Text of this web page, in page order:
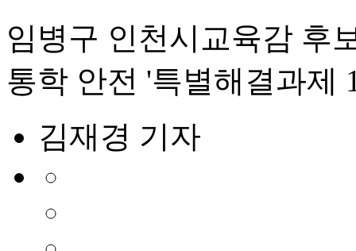
임병구 인천시교육감 후
통학 안전 '특별해결과제
김재경 기자